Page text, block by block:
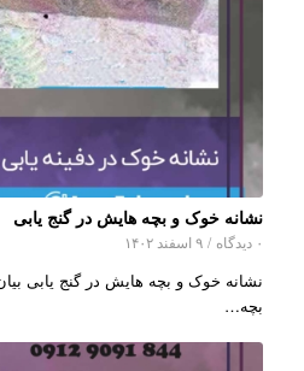
نشانه خوک و بچه هایش در گنج یابی
۰ دیدگاه / ۹ اسفند ۱۴۰۲
نشانه خوک و بچه هایش در گنج یابی
بچه…